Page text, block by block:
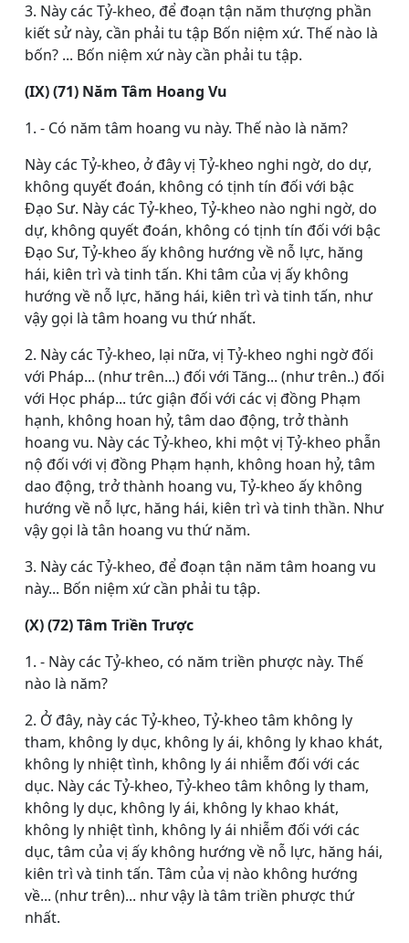
3. Này các Tỷ-kheo, để đoạn tận năm thượng phần
kiết sử này, cần phải tu tập Bốn niệm xứ. Thế nào là
bốn? ... Bốn niệm xứ này cần phải tu tập.
(IX) (71) Năm Tâm Hoang Vu
1. - Có năm tâm hoang vu này. Thế nào là năm?
Này các Tỷ-kheo, ở đây vị Tỷ-kheo nghi ngờ, do dự,
không quyết đoán, không có tịnh tín đối với bậc
Ðạo Sư. Này các Tỷ-kheo, Tỷ-kheo nào nghi ngờ, do
dự, không quyết đoán, không có tịnh tín đối với bậc
Ðạo Sư, Tỷ-kheo ấy không hướng về nỗ lực, hăng
hái, kiên trì và tinh tấn. Khi tâm của vị ấy không
hướng về nỗ lực, hăng hái, kiên trì và tinh tấn, như
vậy gọi là tâm hoang vu thứ nhất.
2. Này các Tỷ-kheo, lại nữa, vị Tỷ-kheo nghi ngờ đối
với Pháp... (như trên...) đối với Tăng... (như trên..) đối
với Học pháp... tức giận đối với các vị đồng Phạm
hạnh, không hoan hỷ, tâm dao động, trở thành
hoang vu. Này các Tỷ-kheo, khi một vị Tỷ-kheo phẫn
nộ đối với vị đồng Phạm hạnh, không hoan hỷ, tâm
dao động, trở thành hoang vu, Tỷ-kheo ấy không
hướng về nỗ lực, hăng hái, kiên trì và tinh thần. Như
vậy gọi là tân hoang vu thứ năm.
3. Này các Tỷ-kheo, để đoạn tận năm tâm hoang vu
này... Bốn niệm xứ cần phải tu tập.
(X) (72) Tâm Triền Trược
1. - Này các Tỷ-kheo, có năm triền phược này. Thế
nào là năm?
2. Ở đây, này các Tỷ-kheo, Tỷ-kheo tâm không ly
tham, không ly dục, không ly ái, không ly khao khát,
không ly nhiệt tình, không ly ái nhiễm đối với các
dục. Này các Tỷ-kheo, Tỷ-kheo tâm không ly tham,
không ly dục, không ly ái, không ly khao khát,
không ly nhiệt tình, không ly ái nhiễm đối với các
dục, tâm của vị ấy không hướng về nỗ lực, hăng hái,
kiên trì và tinh tấn. Tâm của vị nào không hướng
về... (như trên)... như vậy là tâm triền phược thứ
nhất.